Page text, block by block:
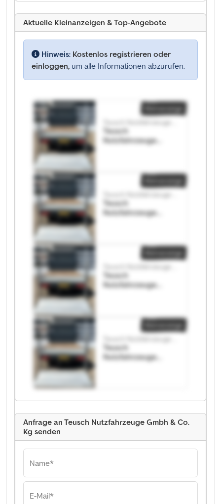
Aktuelle Kleinanzeigen & Top-Angebote
Hinweis: Kostenlos registrieren oder
einloggen, um alle Informationen abzurufen.
Teusch
Nutzfahrzeuge
Nutzfahrzeuge
Gmbh & Co. Kg
Teusch
Nutzfahrzeuge
Nutzfahrzeuge
Gmbh & Co. Kg
Teusch
Nutzfahrzeuge
Nutzfahrzeuge
Gmbh & Co. Kg
Teusch
Nutzfahrzeuge
Anfrage an Teusch Nutzfahrzeuge Gmbh & Co.
Kg senden
Name*
E-Mail*